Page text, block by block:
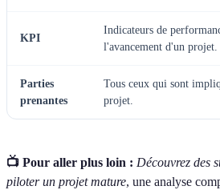
KPI
Indicateurs de
l'avancement d'un projet.
Parties
prenantes
Tous ceux qui sont
projet.
📺 Pour aller plus loin : Découvrez des
piloter un projet mature, une analyse